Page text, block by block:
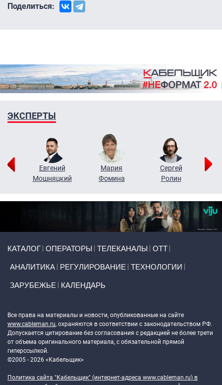
Поделиться:
ЭКСПЕРТЫ
Евгений
Мошняцкий
Мария
Фомина
Сергей
Ролин
КАТАЛОГ ОПЕРАТОРЫ ТЕЛЕКАНАЛЫ ОТТ
АНАЛИТИКА РЕГУЛИРОВАНИЕ ТЕХНОЛОГИИ
ЗАРУБЕЖЬЕ КАЛЕНДАРЬ
Все права на материалы и новости, опубликованные на сайте
www.cableman.ru, охраняются в соответствии с законодательством РФ.
Допускается цитирование без согласования с редакцией не более трети
от объема оригинального материала, с обязательной прямой
гиперссылкой.
©2005 - 2026 «Кабельщик»
Политика сайта "Кабельщик" (интернет-адреса www.cableman.ru) в